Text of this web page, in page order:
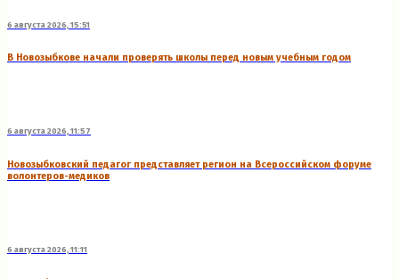
6 августа 2026, 15:51
В Новозыбкове начали проверять школы перед новым учебным годом
6 августа 2026, 11:57
Новозыбковский педагог представляет регион на Всероссийском форуме
волонтеров-медиков
6 августа 2026, 11:11